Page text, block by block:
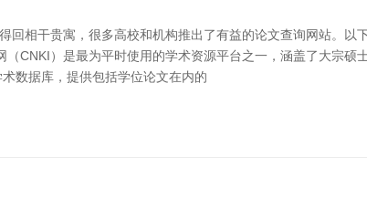
相干贵寓，很多高校和机构推出了有益的论文查询网站。以
）是最为平时使用的学术资源平台之一，涵盖了大宗硕
数据库，提供包括学位论文在内的